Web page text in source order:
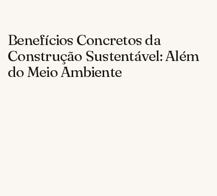
Benefícios Concretos da
Construção Sustentável: Além
do Meio Ambiente